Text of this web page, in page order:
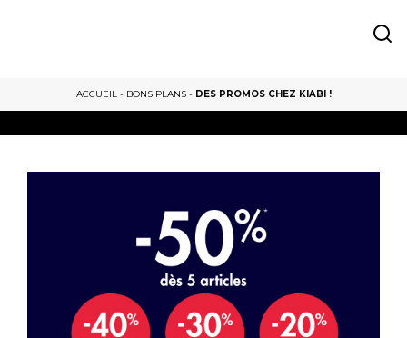
ACCUEIL- BONS PLANS- DES PROMOS CHEZ KIABI !